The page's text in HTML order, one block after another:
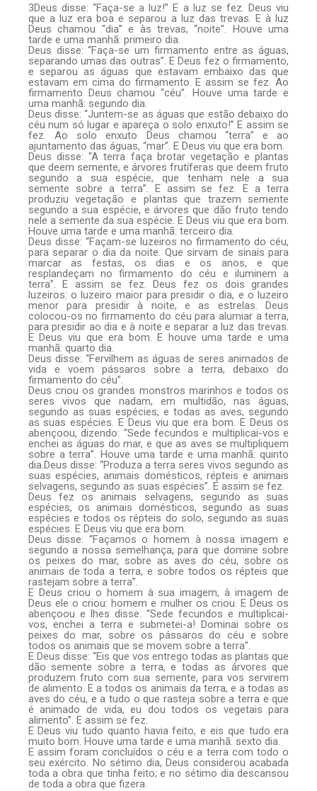
3Deus disse: “Faça-se a luz!” E a luz se fez. Deus viu
que a luz era boa e separou a luz das trevas. E à luz
Deus chamou “dia” e às trevas, “noite”. Houve uma
tarde e uma manhã: primeiro dia.
Deus disse: “Faça-se um firmamento entre as águas,
separando umas das outras”. E Deus fez o firmamento,
e separou as águas que estavam embaixo das que
estavam em cima do firmamento. E assim se fez. Ao
firmamento Deus chamou “céu”. Houve uma tarde e
uma manhã: segundo dia.
Deus disse: “Juntem-se as águas que estão debaixo do
céu num só lugar e apareça o solo enxuto!” E assim se
fez. Ao solo enxuto Deus chamou “terra” e ao
ajuntamento das águas, “mar”. E Deus viu que era bom.
Deus disse: “A terra faça brotar vegetação e plantas
que deem semente, e árvores frutíferas que deem fruto
segundo a sua espécie, que tenham nele a sua
semente sobre a terra”. E assim se fez. E a terra
produziu vegetação e plantas que trazem semente
segundo a sua espécie, e árvores que dão fruto tendo
nele a semente da sua espécie. E Deus viu que era bom.
Houve uma tarde e uma manhã: terceiro dia.
Deus disse: “Façam-se luzeiros no firmamento do céu,
para separar o dia da noite. Que sirvam de sinais para
marcar as festas, os dias e os anos, e que
resplandeçam no firmamento do céu e iluminem a
terra”. E assim se fez. Deus fez os dois grandes
luzeiros: o luzeiro maior para presidir o dia, e o luzeiro
menor para presidir à noite, e as estrelas. Deus
colocou-os no firmamento do céu para alumiar a terra,
para presidir ao dia e à noite e separar a luz das trevas.
E Deus viu que era bom. E houve uma tarde e uma
manhã: quarto dia.
Deus disse: “Fervilhem as águas de seres animados de
vida e voem pássaros sobre a terra, debaixo do
firmamento do céu”.
Deus criou os grandes monstros marinhos e todos os
seres vivos que nadam, em multidão, nas águas,
segundo as suas espécies, e todas as aves, segundo
as suas espécies. E Deus viu que era bom. E Deus os
abençoou, dizendo: “Sede fecundos e multiplicai-vos e
enchei as águas do mar, e que as aves se multipliquem
sobre a terra”. Houve uma tarde e uma manhã: quinto
dia.Deus disse: “Produza a terra seres vivos segundo as
suas espécies, animais domésticos, répteis e animais
selvagens, segundo as suas espécies”. E assim se fez.
Deus fez os animais selvagens, segundo as suas
espécies, os animais domésticos, segundo as suas
espécies e todos os répteis do solo, segundo as suas
espécies. E Deus viu que era bom.
Deus disse: “Façamos o homem à nossa imagem e
segundo a nossa semelhança, para que domine sobre
os peixes do mar, sobre as aves do céu, sobre os
animais de toda a terra, e sobre todos os répteis que
rastejam sobre a terra”.
E Deus criou o homem à sua imagem, à imagem de
Deus ele o criou: homem e mulher os criou. E Deus os
abençoou e lhes disse: “Sede fecundos e multiplicai-
vos, enchei a terra e submetei-a! Dominai sobre os
peixes do mar, sobre os pássaros do céu e sobre
todos os animais que se movem sobre a terra”.
E Deus disse: “Eis que vos entrego todas as plantas que
dão semente sobre a terra, e todas as árvores que
produzem fruto com sua semente, para vos servirem
de alimento. E a todos os animais da terra, e a todas as
aves do céu, e a tudo o que rasteja sobre a terra e que
é animado de vida, eu dou todos os vegetais para
alimento”. E assim se fez.
E Deus viu tudo quanto havia feito, e eis que tudo era
muito bom. Houve uma tarde e uma manhã: sexto dia.
E assim foram concluídos o céu e a terra com todo o
seu exército. No sétimo dia, Deus considerou acabada
toda a obra que tinha feito; e no sétimo dia descansou
de toda a obra que fizera.